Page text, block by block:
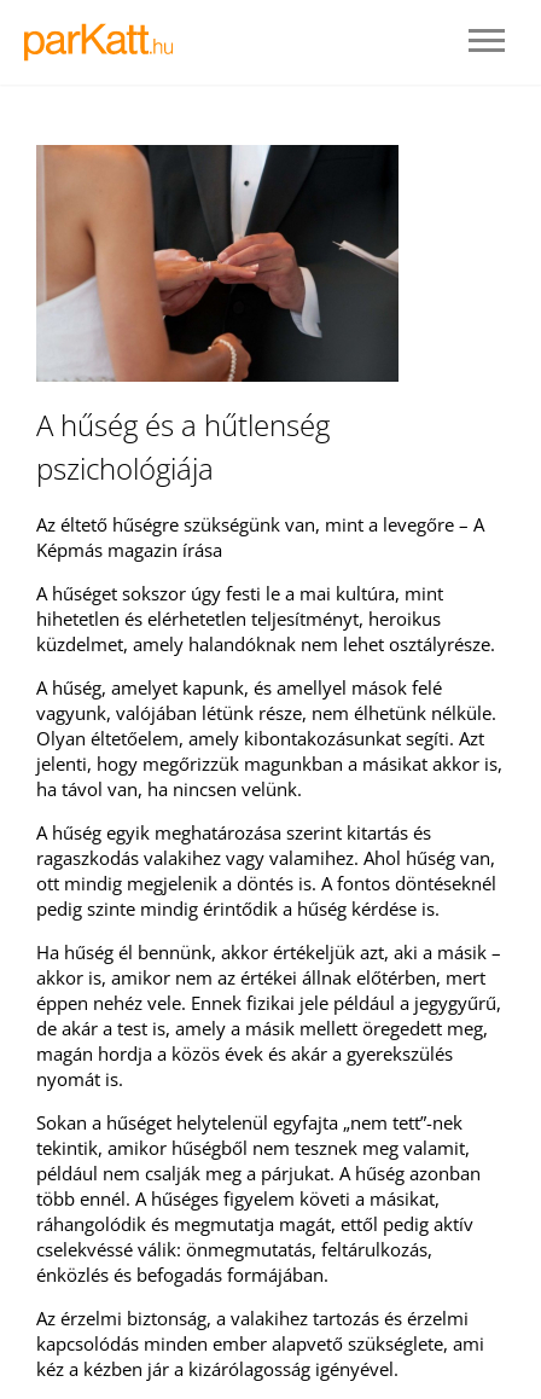
BELÉPÉS
REGISZTRÁLOK
A hűség és a hűtlenség
pszichológiája
Az éltető hűségre szükségünk van, mint a levegőre – A
Képmás magazin írása
A hűséget sokszor úgy festi le a mai kultúra, mint
hihetetlen és elérhetetlen teljesítményt, heroikus
küzdelmet, amely halandóknak nem lehet osztályrésze.
A hűség, amelyet kapunk, és amellyel mások felé
vagyunk, valójában létünk része, nem élhetünk nélküle.
Olyan éltetőelem, amely kibontakozásunkat segíti. Azt
jelenti, hogy megőrizzük magunkban a másikat akkor is,
ha távol van, ha nincsen velünk.
A hűség egyik meghatározása szerint kitartás és
ragaszkodás valakihez vagy valamihez. Ahol hűség van,
ott mindig megjelenik a döntés is. A fontos döntéseknél
pedig szinte mindig érintődik a hűség kérdése is.
Ha hűség él bennünk, akkor értékeljük azt, aki a másik –
akkor is, amikor nem az értékei állnak előtérben, mert
éppen nehéz vele. Ennek fizikai jele például a jegygyűrű,
de akár a test is, amely a másik mellett öregedett meg,
magán hordja a közös évek és akár a gyerekszülés
nyomát is.
Sokan a hűséget helytelenül egyfajta „nem tett”-nek
tekintik, amikor hűségből nem tesznek meg valamit,
például nem csalják meg a párjukat. A hűség azonban
több ennél. A hűséges figyelem követi a másikat,
ráhangolódik és megmutatja magát, ettől pedig aktív
cselekvéssé válik: önmegmutatás, feltárulkozás,
énközlés és befogadás formájában.
Az érzelmi biztonság, a valakihez tartozás és érzelmi
kapcsolódás minden ember alapvető szükséglete, ami
kéz a kézben jár a kizárólagosság igényével.